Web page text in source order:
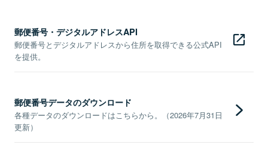
郵便番号・デジタルアドレスAPI
郵便番号とデジタルアドレスから住所を取得できる公式API
を提供。
郵便番号データのダウンロード
各種データのダウンロードはこちらから。（2026年7月31日
更新）